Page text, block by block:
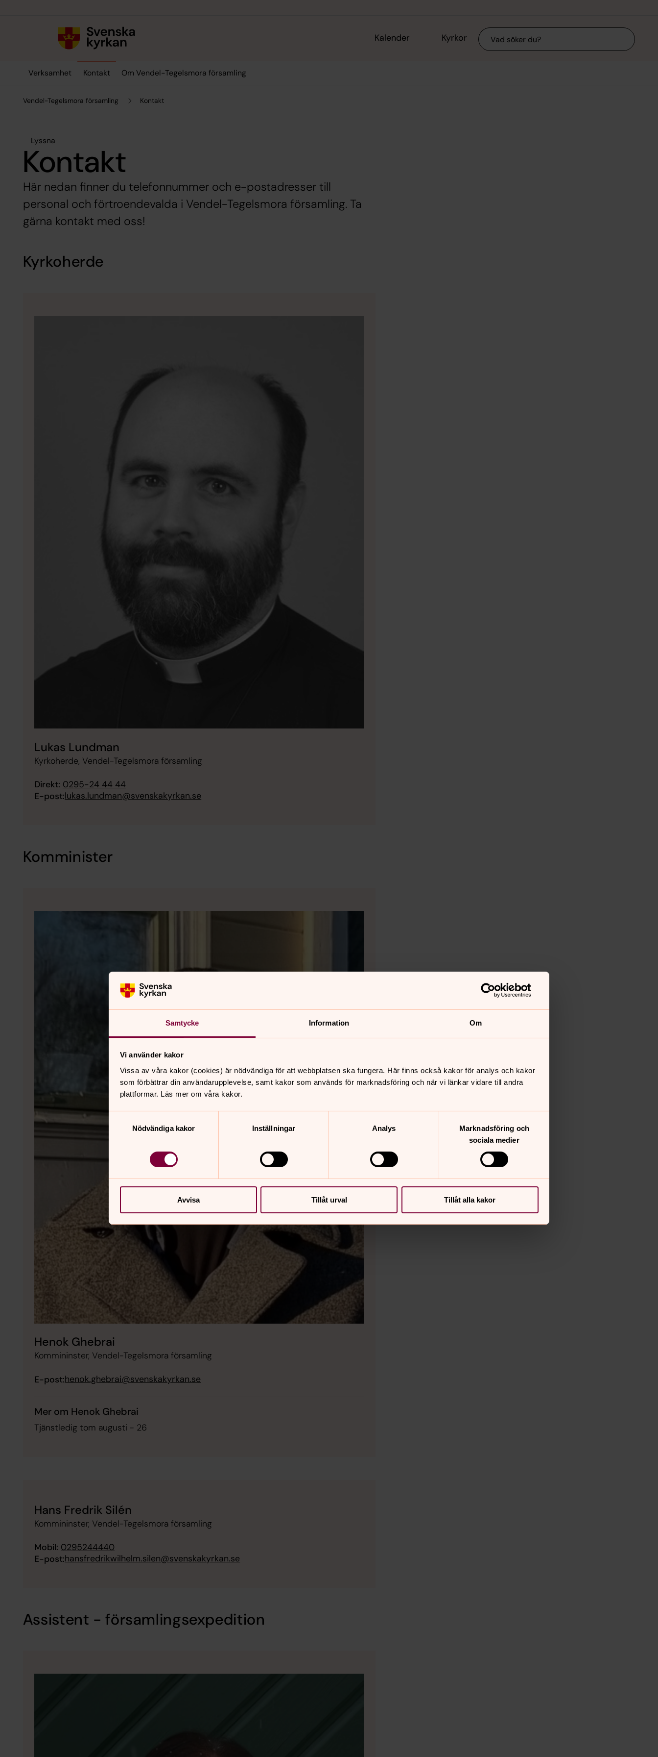
Samtycke Information Om
Vi använder kakor
Vissa av våra kakor (cookies) är nödvändiga för att webbplatsen ska fungera. Här finns också kakor för analys och kakor
som förbättrar din användarupplevelse, samt kakor som används för marknadsföring och när vi länkar vidare till andra
plattformar. Läs mer om våra kakor.
Nödvändiga kakor
Inställningar Analys
Marknadsföring och
sociala medier
Avvisa Tillåt urval Tillåt alla kakor
Kalender Kyrkor Sök
Verksamhet Kontakt Om Vendel-Tegelsmora församling
Vendel-Tegelsmora församling Kontakt
Lyssna
Kontakt
Här nedan finner du telefonnummer och e-postadresser till
personal och förtroendevalda i Vendel-Tegelsmora församling. Ta
gärna kontakt med oss!
Kyrkoherde
Lukas Lundman
Kyrkoherde, Vendel-Tegelsmora församling
Direkt: 0295-24 44 44
E-post:lukas.lundman@svenskakyrkan.se
Komminister
Henok Ghebrai
Kommininster, Vendel-Tegelsmora församling
E-post:henok.ghebrai@svenskakyrkan.se
Mer om Henok Ghebrai
Tjänstledig tom augusti - 26
Hans Fredrik Silén
Kommininster, Vendel-Tegelsmora församling
Mobil: 0295244440
E-post:hansfredrikwilhelm.silen@svenskakyrkan.se
Assistent - församlingsexpedition